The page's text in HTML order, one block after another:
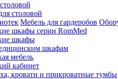
столовой
Мебель для гардеробов
шкафы серии RomMed
шкафы
шкафам
мебель
кабинет
кровати и прикроватные тумбы